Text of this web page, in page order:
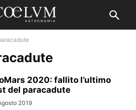
2020: fallito l’ultimo
del paracadute
2019